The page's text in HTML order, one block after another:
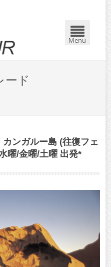
Menu
ード
ンガルー島 (往復フェ
曜/金曜/土曜 出発*